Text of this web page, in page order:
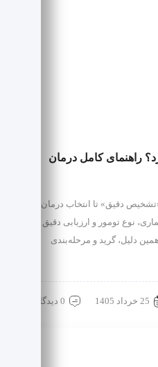
راهنمای کامل درمان
دقیق» تا انتخاب درمان
نوع تومور و ارزیابی دقیق
دلیل، گرید و مرحله‌بندی
25 خرداد 1405 0 دیدگاه